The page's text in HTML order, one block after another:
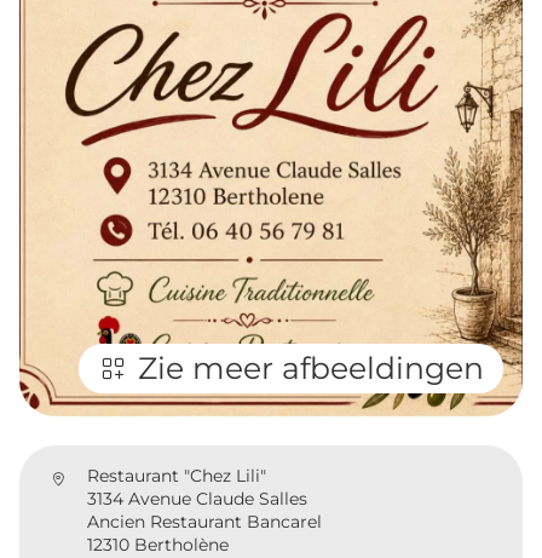
Zie meer afbeeldingen
Restaurant "Chez Lili"
3134 Avenue Claude Salles
Ancien Restaurant Bancarel
12310 Bertholène